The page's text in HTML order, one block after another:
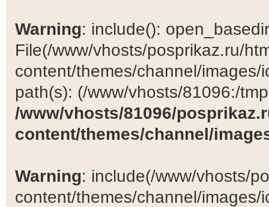
Warning: include():
File(/www/vhosts/posprikaz.ru/
content/themes/channel/
path(s): (/www/vhosts/81096:/
/www/vhosts/81096/
content/themes/channel/
Warning: include(/www/vhosts/
content/themes/channel/